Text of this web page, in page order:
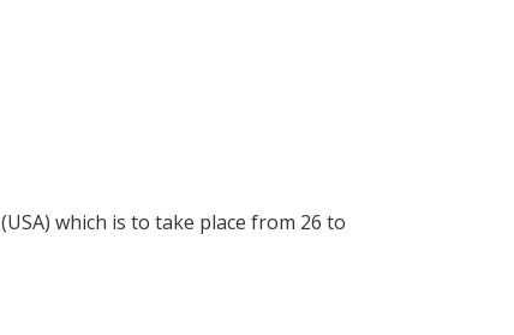
which is to take place from 26 to